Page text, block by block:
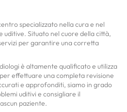
specializzato nella cura e nel
Situato nel cuore della città,
per garantire una corretta
è altamente qualificato e utilizza
effettuare una completa revisione
e approfonditi, siamo in grado
uditivi e consigliare il
paziente.